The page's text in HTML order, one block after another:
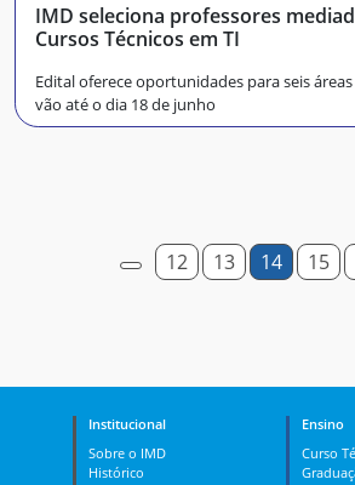
IMD seleciona professores
Cursos Técnicos em TI
Edital oferece oportunidades para seis
vão até o dia 18 de junho
12 13 14 15
Institucional
Sobre o IMD
Histórico
Ensino
Curso